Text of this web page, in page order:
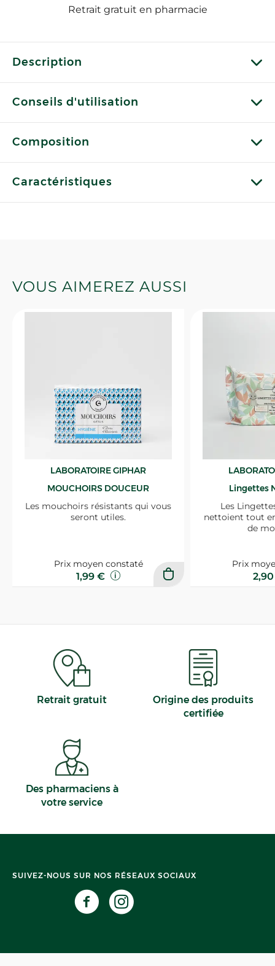
Retrait gratuit en pharmacie
Description
Conseils d'utilisation
Composition
Caractéristiques
VOUS AIMEREZ AUSSI
LABORATOIRE GIPHAR
MOUCHOIRS DOUCEUR
Les mouchoirs résistants qui vous
seront utiles.
Prix moyen constaté
1,99 €
Lingettes
Les
nettoient tout
de
Prix
Retrait gratuit
Origine des produits
certifiée
Des pharmaciens à
votre service
SUIVEZ-NOUS SUR NOS RÉSEAUX SOCIAUX